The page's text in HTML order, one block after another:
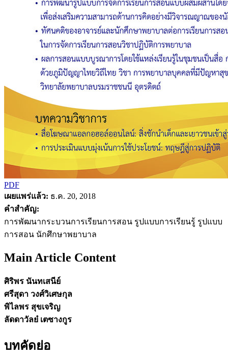
PDF
เผยแพร่แล้ว: ธ.ค. 20, 2018
คำสำคัญ:
การพัฒนากระบวนการเรียนการสอน รูปแบบการเรียนรู้ รูปแบบ
การสอน นักศึกษาพยาบาล
Main Article Content
ศิริพร นันทเสนีย์
ศรีสุดา วงศ์วิเศษกุล
พิไลพร สุขเจริญ
ลัดดาวัลย๋ เตซางกูร
บทคัดย่อ